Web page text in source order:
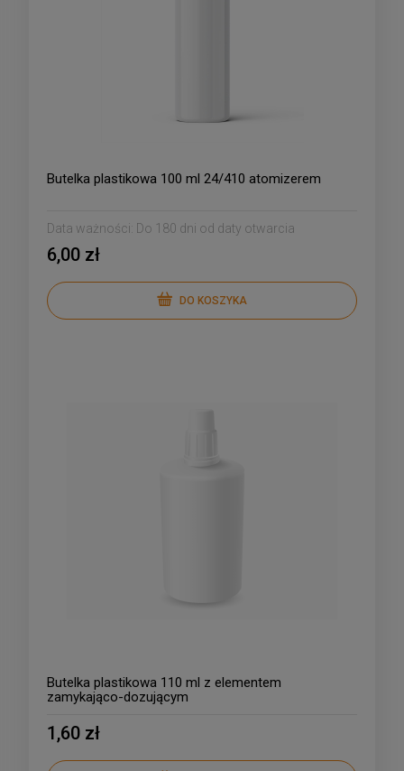
Butelka plastikowa 100 ml 24/410 atomizerem
Data ważności: Do 180 dni od daty otwarcia
6,00 zł
DO KOSZYKA
Butelka plastikowa 110 ml z elementem
zamykająco-dozującym
1,60 zł